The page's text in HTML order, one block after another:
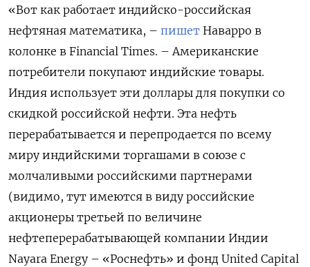
«Вот как работает индийско-российская
нефтяная математика, – пишет Наварро в
колонке в Financial Times. – Американские
потребители покупают индийские товары.
Индия использует эти доллары для покупки со
скидкой российской нефти. Эта нефть
перерабатывается и перепродается по всему
миру индийскими торгашами в союзе с
молчаливыми российскими партнерами
(видимо, тут имеются в виду российские
акционеры третьей по величине
нефтеперерабатывающей компании Индии
Nayara Energy – «Роснефть» и фонд United Capital